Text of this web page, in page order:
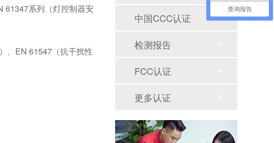
61347系列（灯控制器安
、EN 61547（抗干扰性
中国CCC认证
检测报告
FCC认证
更多认证
查询报告